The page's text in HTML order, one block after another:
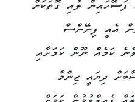
ފަސޭހައިން ލުއި ގޮތަކަށް
އެއީ ފިނޭންސް
ކަމެއް ނޫން ކަމަށާއި
ދިޔައީ ޒިންމާ